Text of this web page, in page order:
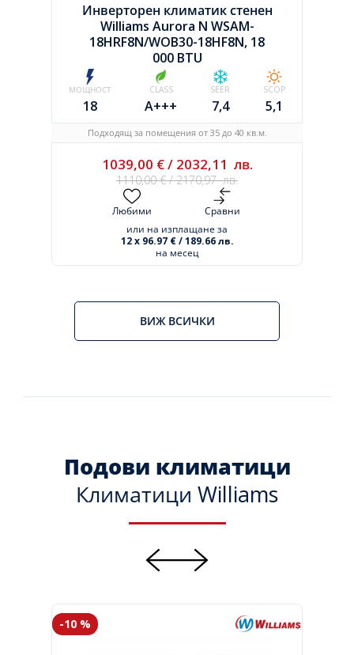
Инверторен климатик стенен
Williams Aurora N WSAM-
18HRF8N/WOB30-18HF8N, 18
000 BTU
МОЩНОСТ
18
CLASS
A+++
SEER
7,4
SCOP
5,1
Подходящ за помещения от 35 до 40 кв.м.
1039,00 €/ 2032,11 лв.
1110,00€/2170,97лв.
Любими
Сравни
или на изплащане за
12 x 96.97 € / 189.66 лв.
на месец
ВИЖ ВСИЧКИ
Подови климатици
Климатици Williams
-10 %